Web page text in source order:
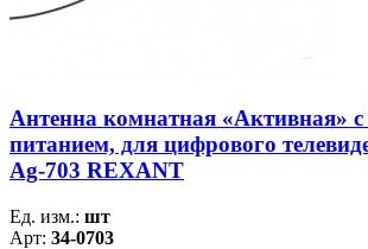
Антенна комнатная «Активная» с
питанием, для цифрового
Ag-703 REXANT
Ед. изм.: шт
Арт: 34-0703